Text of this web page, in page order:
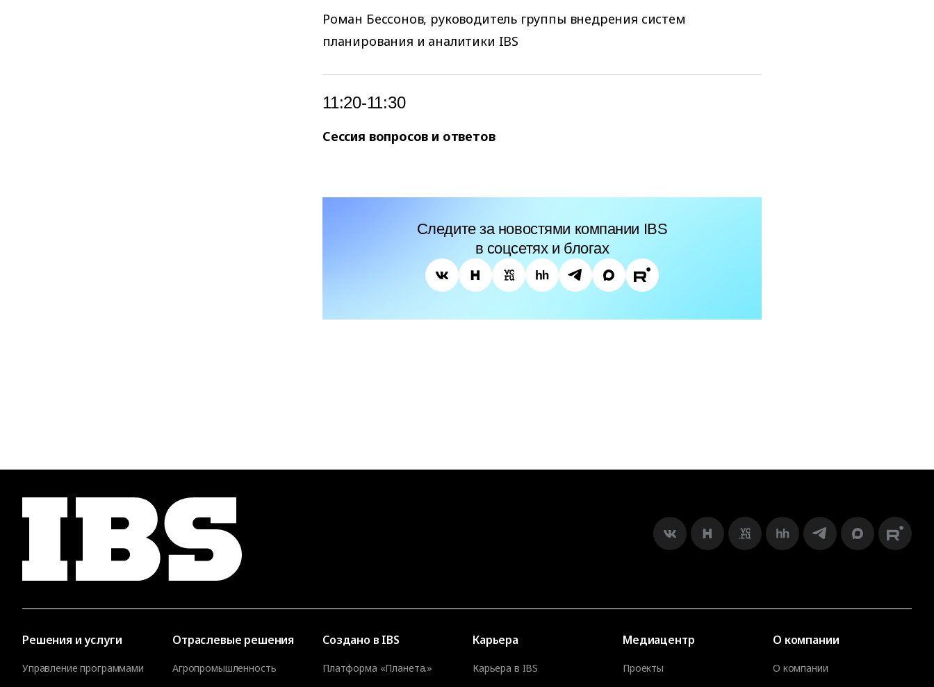
Роман Бессонов, руководитель группы внедрения систем
планирования и аналитики IBS
11:20-11:30
Сессия вопросов и ответов
Следите за новостями компании IBS
в соцсетях и блогах
Решения и услуги
Управление программами
Отраслевые решения
Агропромышленность
Создано в IBS
Платформа «Планета.»
Карьера
Карьера в IBS
Медиацентр
Проекты
О компании
О компании